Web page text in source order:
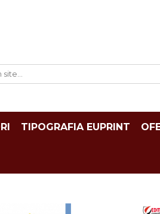
TIPOGRAFIA EUPRINT